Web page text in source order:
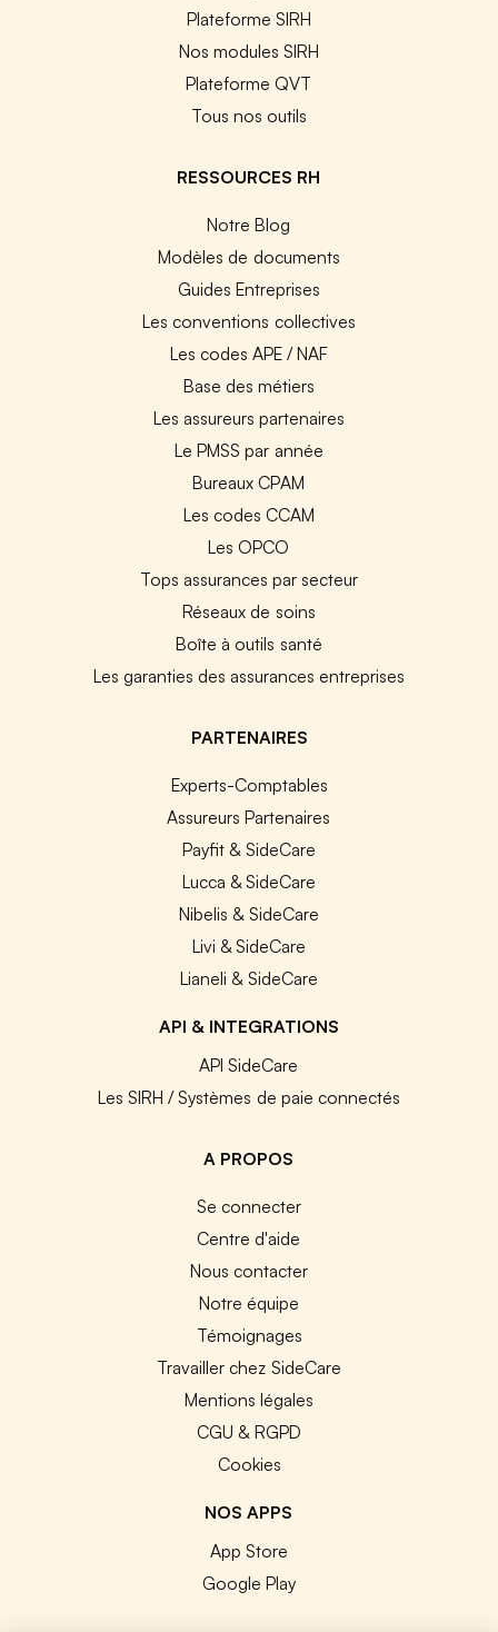
Plateforme SIRH
Nos modules SIRH
Plateforme QVT
Tous nos outils
RESSOURCES RH
Notre Blog
Modèles de documents
Guides Entreprises
Les conventions collectives
Les codes APE / NAF
Base des métiers
Les assureurs partenaires
Le PMSS par année
Bureaux CPAM
Les codes CCAM
Les OPCO
Tops assurances par secteur
Réseaux de soins
Boîte à outils santé
Les garanties des assurances entreprises
PARTENAIRES
Experts-Comptables
Assureurs Partenaires
Payfit & SideCare
Lucca & SideCare
Nibelis & SideCare
Livi & SideCare
Lianeli & SideCare
API & INTEGRATIONS
API SideCare
Les SIRH / Systèmes de paie connectés
A PROPOS
Se connecter
Centre d'aide
Nous contacter
Notre équipe
Témoignages
Travailler chez SideCare
Mentions légales
CGU & RGPD
Cookies
NOS APPS
App Store
Google Play